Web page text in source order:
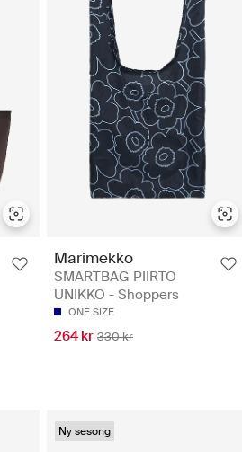
Marimekko
SMARTBAG PIIRTO
UNIKKO - Shoppers
ONE SIZE
264 kr 330 kr
Ny sesong